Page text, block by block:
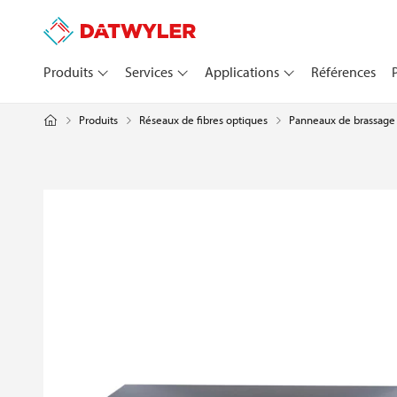
Produits Services Applications Références
Produits Réseaux de fibres optiques Panneaux de brassage